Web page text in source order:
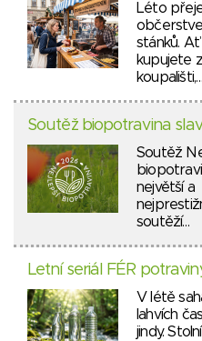
Léto
stánků. Ať
kupujete
koupališti,…
Soutěž biopotravina
Soutěž
největší a
soutěží…
Letní seriál FÉR
V létě
lahvích
jindy.